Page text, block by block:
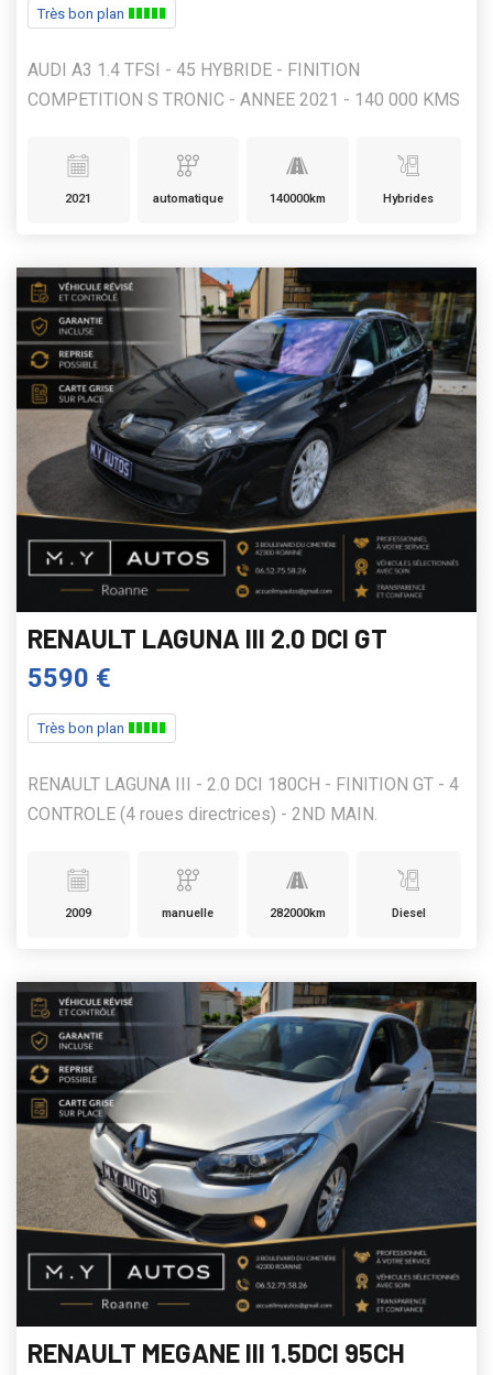
Très bon plan
AUDI A3 1.4 TFSI - 45 HYBRIDE - FINITION
COMPETITION S TRONIC - ANNEE 2021 - 140 000 KMS
2021 automatique 140000km Hybrides
RENAULT LAGUNA III 2.0 DCI GT
5590 €
Très bon plan
RENAULT LAGUNA III - 2.0 DCI 180CH - FINITION GT - 4
CONTROLE (4 roues directrices) - 2ND MAIN.
2009 manuelle 282000km Diesel
RENAULT MEGANE III 1.5DCI 95CH